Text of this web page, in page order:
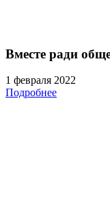
Вместе ради
1 февраля 2022
Подробнее